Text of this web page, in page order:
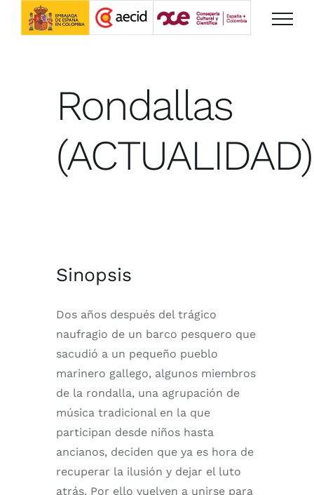
Saltar
Rondallas
(ACTUALIDAD)
Sinopsis
Dos años después del trágico
naufragio de un barco pesquero que
sacudió a un pequeño pueblo
marinero gallego, algunos miembros
de la rondalla, una agrupación de
música tradicional en la que
participan desde niños hasta
ancianos, deciden que ya es hora de
recuperar la ilusión y dejar el luto
atrás. Por ello vuelven a unirse para